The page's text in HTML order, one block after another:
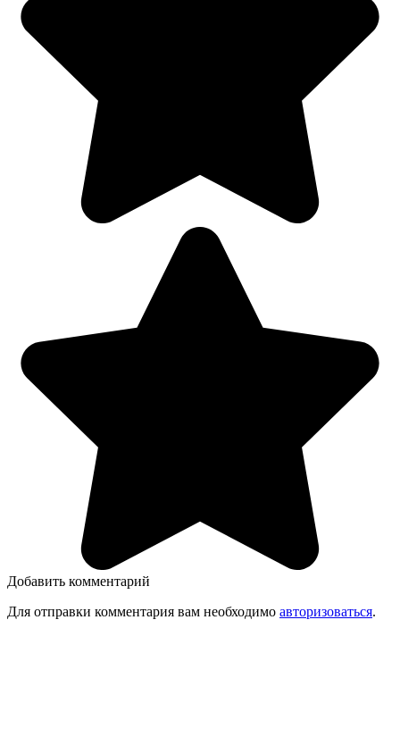
Добавить комментарий
Для отправки комментария вам необходимо авторизоваться.